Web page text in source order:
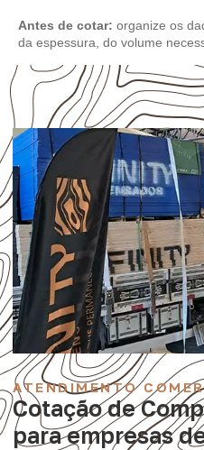
Antes de cotar: organize os
da espessura, do volume
ATENDIMENTO
Cotação de
para empresas